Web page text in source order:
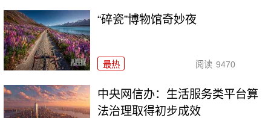
“碎瓷”博物馆奇妙夜
最热 阅读 9470
中央网信办：生活服务类平台算
法治理取得初步成效